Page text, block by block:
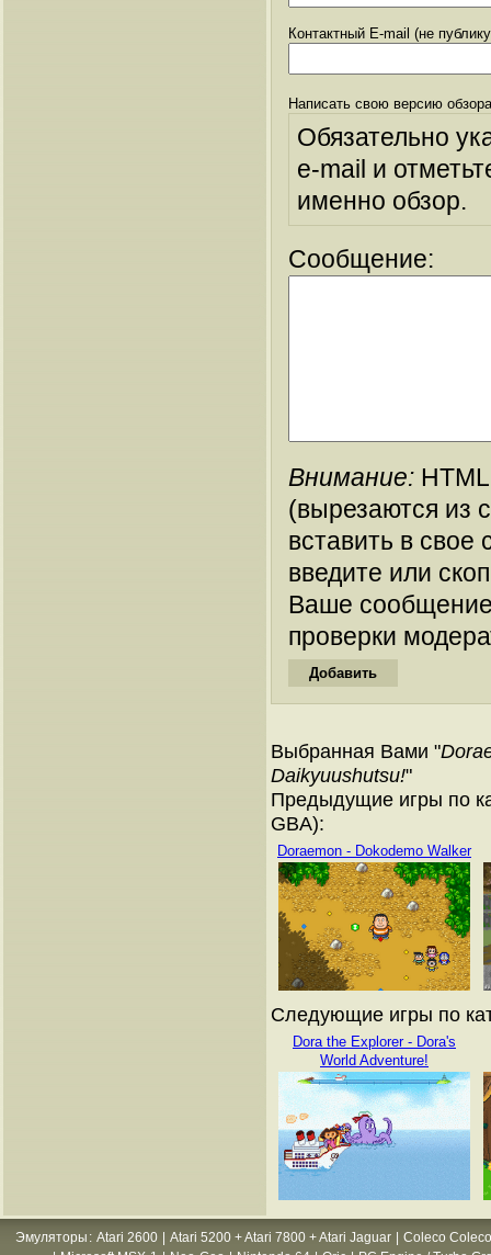
Контактный E-mail (не
Написать свою версию
Обязательно
e-mail и
именно обзор.
Сообщение:
Внимание:
(вырезаются из
вставить в
введите или
Ваше
проверки
Выбранная Вами "
Daikyuushutsu!"
Предыдущие игры по
GBA):
Doraemon - Dokodemo Walker
Следующие игры по
Dora the Explorer - Dora's
World Adventure!
Эмуляторы : Atari 2600 Atari 5200 + Atari 7800 + Atari Jaguar
Coleco